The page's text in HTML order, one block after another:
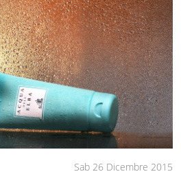
Sab 26 Dicembre 2015